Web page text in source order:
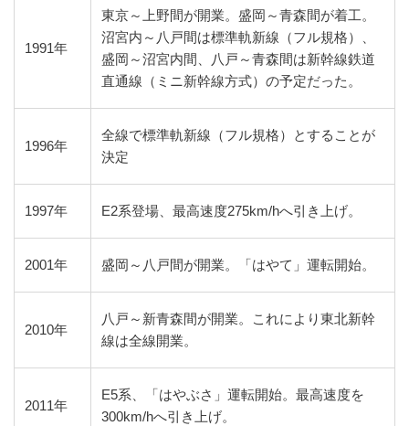
1991年
東京～上野間が開業。盛岡～青森間が着工。
沼宮内～八戸間は標準軌新線（フル規格）、
盛岡～沼宮内間、八戸～青森間は新幹線鉄道
直通線（ミニ新幹線方式）の予定だった。
1996年
全線で標準軌新線（フル規格）とすることが
決定
1997年 E2系登場、最高速度275km/hへ引き上げ。
2001年 盛岡～八戸間が開業。「はやて」運転開始。
2010年
八戸～新青森間が開業。これにより東北新幹
線は全線開業。
2011年
E5系、「はやぶさ」運転開始。最高速度を
300km/hへ引き上げ。